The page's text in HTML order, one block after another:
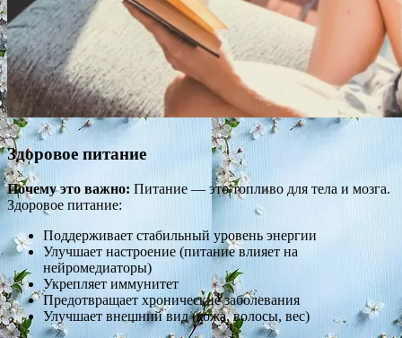
Здоровое питание
Почему это важно: Питание — это топливо для тела и мозга.
Здоровое питание:
Поддерживает стабильный уровень энергии
Улучшает настроение (питание влияет на
нейромедиаторы)
Укрепляет иммунитет
Предотвращает хронические заболевания
Улучшает внешний вид (кожа, волосы, вес)